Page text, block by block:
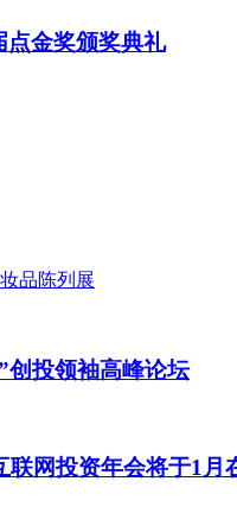
点金奖颁奖典礼
品陈列展
创投领袖高峰论坛
联网投资年会将于1月